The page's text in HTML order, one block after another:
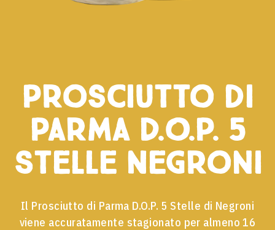
Prosciutto di
Parma D.O.P. 5
Stelle Negroni
Il Prosciutto di Parma D.O.P. 5 Stelle di Negroni
viene accuratamente stagionato per almeno 16